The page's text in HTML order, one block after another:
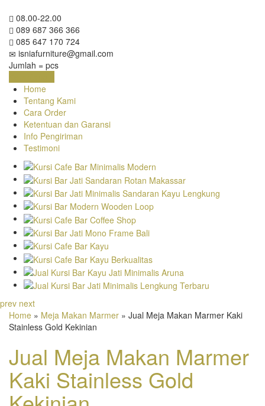
08.00-22.00
089 687 366 366
085 647 170 724
isniafurniture@gmail.com
Jumlah = pcs
Home
Tentang Kami
Cara Order
Ketentuan dan Garansi
Info Pengiriman
Testimoni
prev next
Home » Meja Makan Marmer » Jual Meja Makan Marmer Kaki
Stainless Gold Kekinian
Jual Meja Makan Marmer
Kaki Stainless Gold